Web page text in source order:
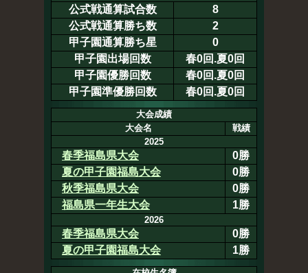
公式戦通算試合数
8
公式戦通算勝ち数
2
甲子園通算勝ち星
0
甲子園出場回数
春0回.夏0回
甲子園優勝回数
春0回.夏0回
甲子園準優勝回数
春0回.夏0回
大会成績
大会名
戦績
2025
春季福島県大会
0勝
夏の甲子園福島大会
0勝
秋季福島県大会
0勝
福島県一年生大会
1勝
2026
春季福島県大会
0勝
夏の甲子園福島大会
1勝